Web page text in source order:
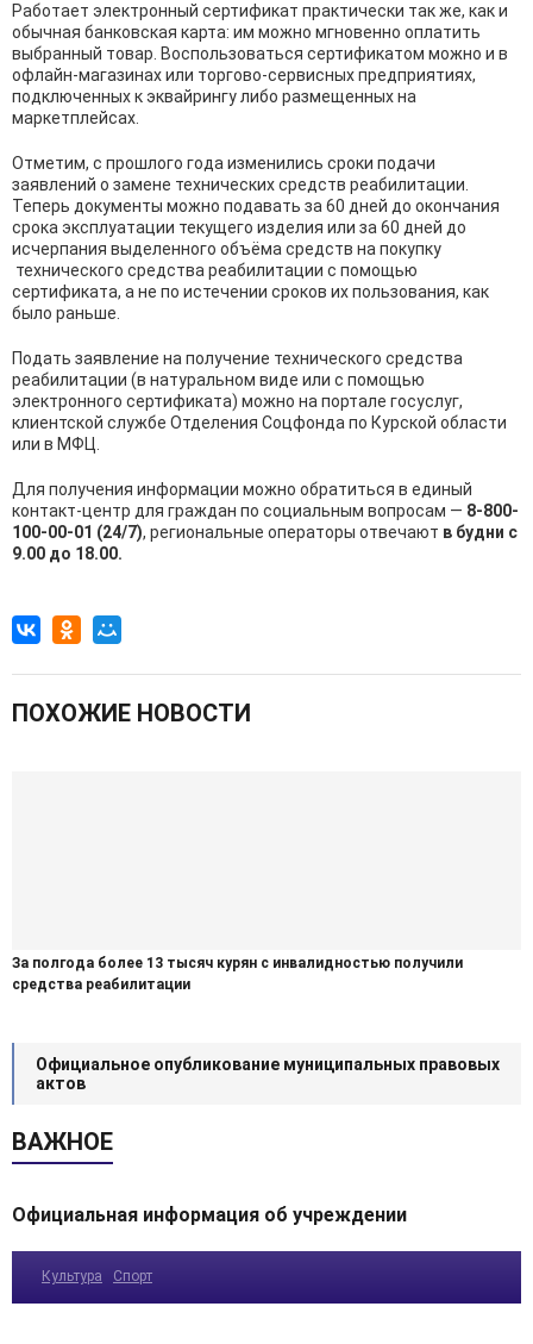
Работает электронный сертификат практически так же, как и
обычная банковская карта: им можно мгновенно оплатить
выбранный товар. Воспользоваться сертификатом можно и в
офлайн-магазинах или торгово-сервисных предприятиях,
подключенных к эквайрингу либо размещенных на
маркетплейсах.
Отметим, с прошлого года изменились сроки подачи
заявлений о замене технических средств реабилитации.
Теперь документы можно подавать за 60 дней до окончания
срока эксплуатации текущего изделия или за 60 дней до
исчерпания выделенного объёма средств на покупку
технического средства реабилитации с помощью
сертификата, а не по истечении сроков их пользования, как
было раньше.
Подать заявление на получение технического средства
реабилитации (в натуральном виде или с помощью
электронного сертификата) можно на портале госуслуг,
клиентской службе Отделения Соцфонда по Курской области
или в МФЦ.
Для получения информации можно обратиться в единый
контакт-центр для граждан по социальным вопросам — 8-800-
100-00-01 (24/7), региональные операторы отвечают в будни с
9.00 до 18.00.
ПОХОЖИЕ НОВОСТИ
За полгода более 13 тысяч курян с инвалидностью получили
средства реабилитации
Официальное опубликование муниципальных правовых
актов
ВАЖНОЕ
Официальная информация об учреждении
Культура Спорт